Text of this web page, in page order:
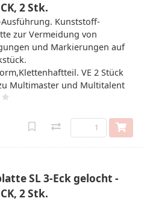
2 Stk.
Kunststoff-
zur Vermeidung von
und Markierungen auf
VE 2 Stück
Multimaster und Multitalent
SL 3-Eck gelocht -
2 Stk.